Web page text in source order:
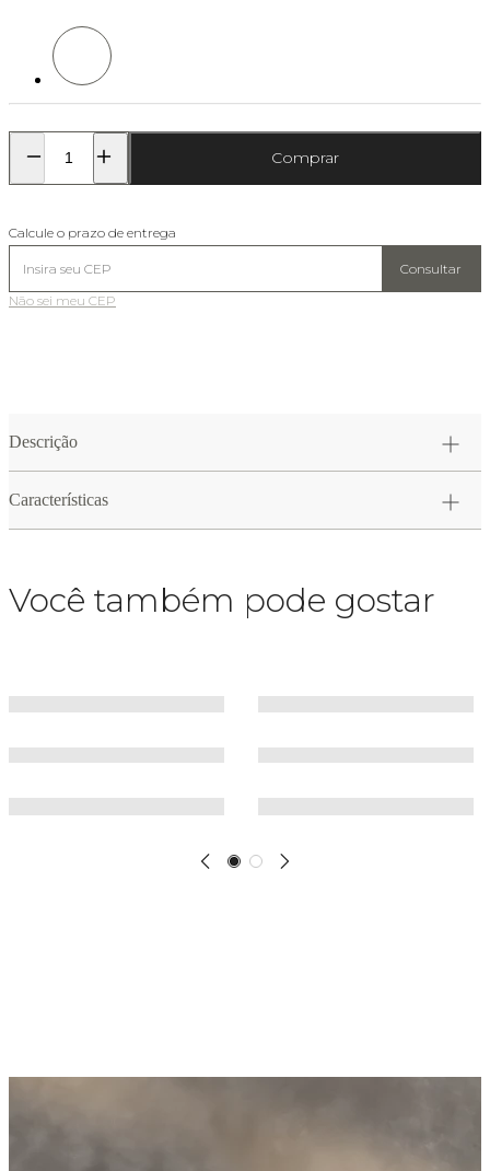
Cor: Branco/Cinza Grafite
Comprar
Calcule o prazo de entrega
Consultar
Não sei meu CEP
Descrição
Características
Você também pode gostar